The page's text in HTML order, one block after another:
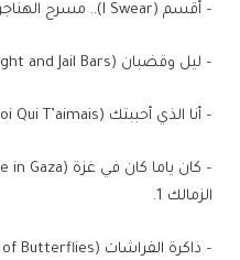
– أقسم (I Swear).. مسرح الهناجر.
– ليل وقضبان (Night and Jail Bars).. سينما الهناجر.
– أنا الذي أحببتك (Moi Qui T’aimais).. قاعة إيوارت، الجامعة الأمريكية.
الزمالك 1.
– ذاكرة الفراشات (The Memory of Butterflies).. مركز الإبداع الفني.